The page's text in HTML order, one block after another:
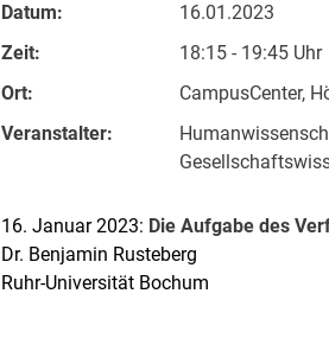
Datum:
16.01.2023
Zeit:
18:15 - 19:45 Uhr
Ort:
CampusCenter,
Veranstalter:
16. Januar 2023: Die Aufgabe des
Dr. Benjamin Rusteberg
Ruhr-Universität Bochum